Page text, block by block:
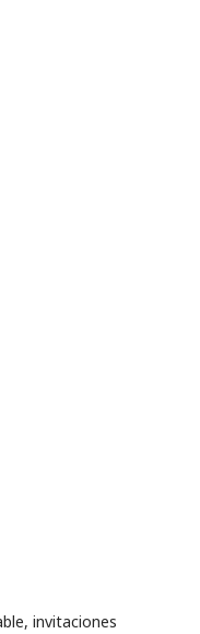
invitaciones